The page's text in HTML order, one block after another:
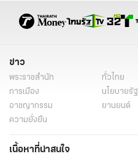
ข่าว
พระราชสำนัก ทั่วไทย
การเมือง
นโยบายรัฐ
อาชญากรรม
ยานยนต์
ความยั่งยืน
เนื้อหาที่น่าสนใจ